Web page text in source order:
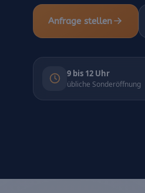
Anfrage stellen
9 bis 12 Uhr
übliche Sonderöffnung